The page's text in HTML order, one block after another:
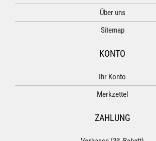
Über uns
Sitemap
KONTO
Ihr Konto
Merkzettel
ZAHLUNG